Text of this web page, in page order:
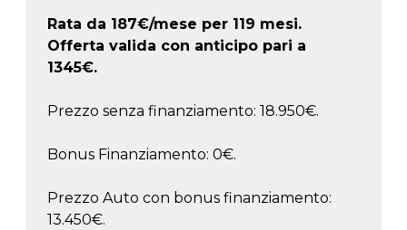
Rata da 187€/mese per 119 mesi.
Offerta valida con anticipo pari a
1345€.
Prezzo senza finanziamento: 18.950€.
Bonus Finanziamento: 0€.
Prezzo Auto con bonus finanziamento:
13.450€.